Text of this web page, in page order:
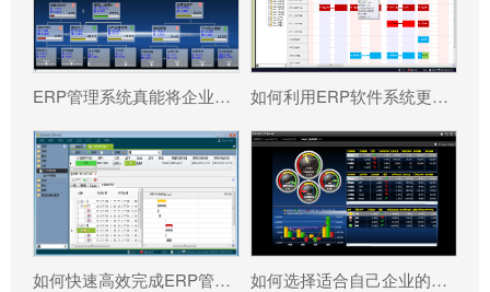
ERP管理系统真能将企业数据转化为可执行决策吗? 如何利用ERP软件系统更好提升企业运营效率?
如何快速高效完成ERP管理系统配置? 如何选择适合自己企业的ERP软件?